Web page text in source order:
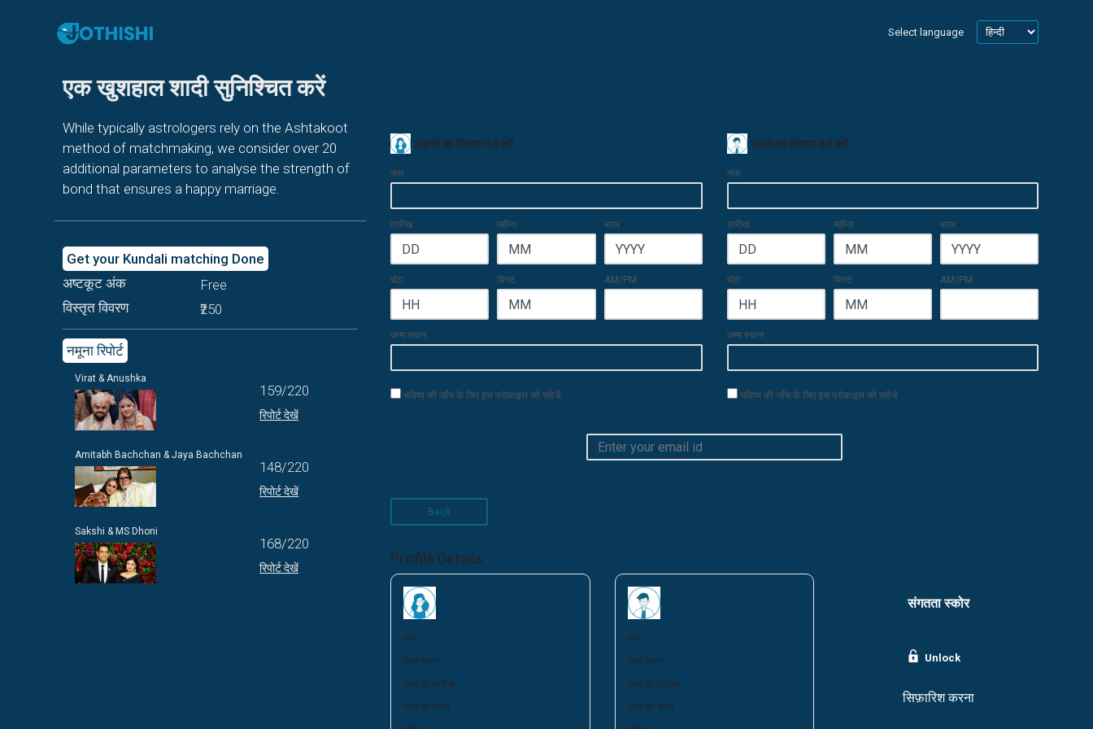
Select language
एक खुशहाल शादी सुनिश्चित करें
While typically astrologers rely on the Ashtakoot
method of matchmaking, we consider over 20
additional parameters to analyse the strength of
bond that ensures a happy marriage.
Get your Kundali matching Done
अष्टकूट अंक
Free
विस्तृत विवरण
₹250
नमूना रिपोर्ट
Virat & Anushka
159/220
रिपोर्ट देखें
Amitabh Bachchan & Jaya Bachchan
148/220
रिपोर्ट देखें
Sakshi & MS Dhoni
168/220
रिपोर्ट देखें
लड़की का विवरण दर्ज करें
नाम
तारीख महीना साल
घंटा मिनट AM/PM
जन्म स्थान
भविष्य की जाँच के लिए इस प्रोफ़ाइल को सहेजें
लड़के का विवरण दर्ज करें
नाम
तारीख महीना साल
घंटा मिनट AM/PM
जन्म स्थान
भविष्य की जाँच के लिए इस प्रोफ़ाइल को सहेजें
Back
Profile Details
नाम
जन्म स्थान
जन्म की तारीख
जन्म का समय
नाम
जन्म स्थान
जन्म की तारीख
जन्म का समय
संगतता स्कोर
Unlock
सिफ़ारिश करना